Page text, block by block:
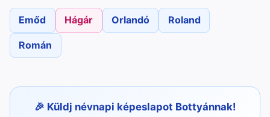
Emőd Hágár Orlandó Roland
Román
Küldj névnapi képeslapot Bottyánnak!